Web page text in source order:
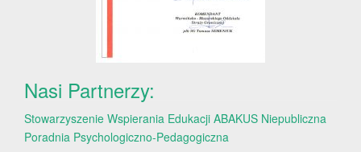
Nasi Partnerzy:
Stowarzyszenie Wspierania Edukacji ABAKUS Niepubliczna
Poradnia Psychologiczno-Pedagogiczna